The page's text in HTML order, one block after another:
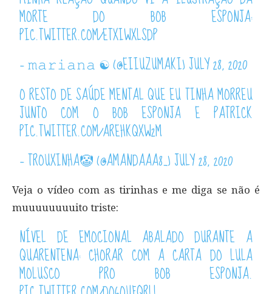
MORTE DO BOB ESPONJA:
PIC.TWITTER.COM/ETXIWXLSDP
— 𝚖𝚊𝚛𝚒𝚊𝚗𝚊 ☯︎ (@EIIUZUMAKI)JULY 28, 2020
O RESTO DE SAÚDE MENTAL QUE EU TINHA MORREU
JUNTO COM O BOB ESPONJA E PATRICK
PIC.TWITTER.COM/AREHKQXW2M
— TROUXINHA🤡 (@AMANDAAA8_)JULY 28, 2020
Veja o vídeo com as tirinhas e me diga se não é
muuuuuuuuito triste:
NÍVEL DE EMOCIONAL ABALADO DURANTE A
QUARENTENA: CHORAR COM A CARTA DO LULA
MOLUSCO PRO BOB ESPONJA.